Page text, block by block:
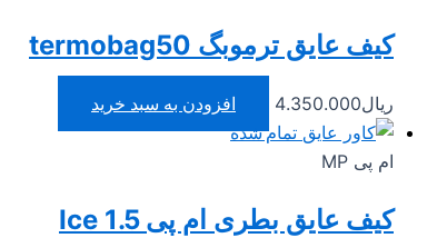
کیف عایق ترموبگ termobag50
ریال4.350.000
افزودن به سبد خرید
تمام شده
ام پی MP
کیف عایق بطری ام پی 1.5 Ice